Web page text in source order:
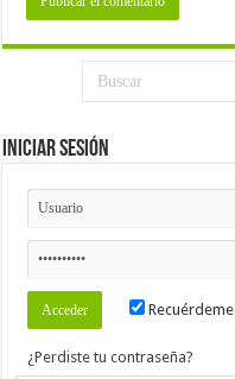
Iniciar Sesión
Recuérdeme
¿Perdiste tu contraseña?